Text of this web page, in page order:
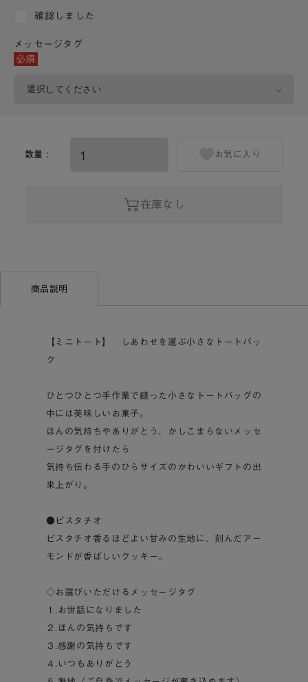
確認しました
メッセージタグ
必須
数量 :
在庫なし
お気に入り
商品説明
【ミニトート】 しあわせを運ぶ小さなトートバッ
ク
ひとつひとつ手作業で縫った小さなトートバッグの
中には美味しいお菓子。
ほんの気持ちやありがとう、かしこまらないメッセ
ージタグを付けたら
気持ち伝わる手のひらサイズのかわいいギフトの出
来上がり。
●ピスタチオ
ピスタチオ香るほどよい甘みの生地に、刻んだアー
モンドが香ばしいクッキー。
◇お選びいただけるメッセージタグ
１.お世話になりました
２.ほんの気持ちです
３.感謝の気持ちです
４.いつもありがとう